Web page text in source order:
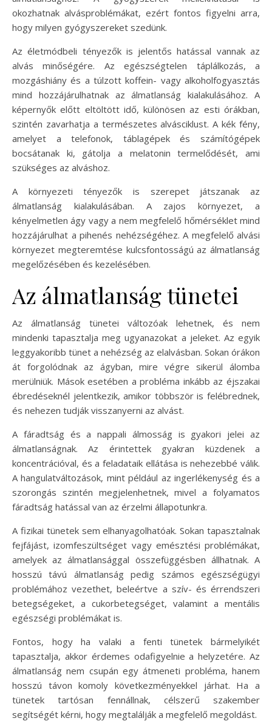
okozhatnak alvásproblémákat, ezért fontos figyelni arra,
hogy milyen gyógyszereket szedünk.
Az életmódbeli tényezők is jelentős hatással vannak az
alvás minőségére. Az egészségtelen táplálkozás, a
mozgáshiány és a túlzott koffein- vagy alkoholfogyasztás
mind hozzájárulhatnak az álmatlanság kialakulásához. A
képernyők előtt eltöltött idő, különösen az esti órákban,
szintén zavarhatja a természetes alvásciklust. A kék fény,
amelyet a telefonok, táblagépek és számítógépek
bocsátanak ki, gátolja a melatonin termelődését, ami
szükséges az alváshoz.
A környezeti tényezők is szerepet játszanak az
álmatlanság kialakulásában. A zajos környezet, a
kényelmetlen ágy vagy a nem megfelelő hőmérséklet mind
hozzájárulhat a pihenés nehézségéhez. A megfelelő alvási
környezet megteremtése kulcsfontosságú az álmatlanság
megelőzésében és kezelésében.
Az álmatlanság tünetei
Az álmatlanság tünetei változóak lehetnek, és nem
mindenki tapasztalja meg ugyanazokat a jeleket. Az egyik
leggyakoribb tünet a nehézség az elalvásban. Sokan órákon
át forgolódnak az ágyban, mire végre sikerül álomba
merülniük. Mások esetében a probléma inkább az éjszakai
ébredéseknél jelentkezik, amikor többször is felébrednek,
és nehezen tudják visszanyerni az alvást.
A fáradtság és a nappali álmosság is gyakori jelei az
álmatlanságnak. Az érintettek gyakran küzdenek a
koncentrációval, és a feladataik ellátása is nehezebbé válik.
A hangulatváltozások, mint például az ingerlékenység és a
szorongás szintén megjelenhetnek, mivel a folyamatos
fáradtság hatással van az érzelmi állapotunkra.
A fizikai tünetek sem elhanyagolhatóak. Sokan tapasztalnak
fejfájást, izomfeszültséget vagy emésztési problémákat,
amelyek az álmatlansággal összefüggésben állhatnak. A
hosszú távú álmatlanság pedig számos egészségügyi
problémához vezethet, beleértve a szív- és érrendszeri
betegségeket, a cukorbetegséget, valamint a mentális
egészségi problémákat is.
Fontos, hogy ha valaki a fenti tünetek bármelyikét
tapasztalja, akkor érdemes odafigyelnie a helyzetére. Az
álmatlanság nem csupán egy átmeneti probléma, hanem
hosszú távon komoly következményekkel járhat. Ha a
tünetek tartósan fennállnak, célszerű szakember
segítségét kérni, hogy megtalálják a megfelelő megoldást.